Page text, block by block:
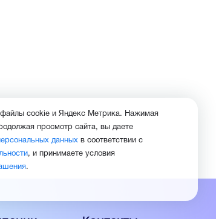
файлы cookie и Яндекс Метрика. Нажимая
просмотр сайта, вы даете
данных в соответствии с
, и принимаете условия
.